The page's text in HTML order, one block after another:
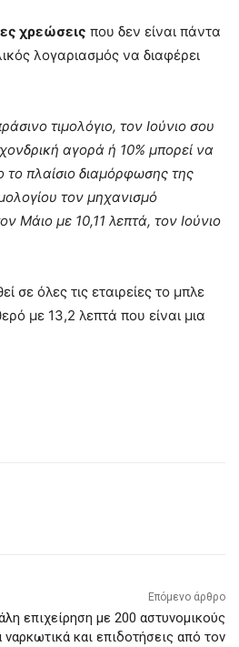
χρεώσεις που δεν είναι πάντα
λογαριασμός να διαφέρει
τιμολόγιο, τον Ιούνιο σου
αγορά ή 10% μπορεί να
το πλαίσιο διαμόρφωσης της
τον μηχανισμό
Μάιο με 10,11 λεπτά, τον Ιούνιο
σε όλες τις εταιρείες το μπλε
με 13,2 λεπτά που είναι μια
Επόμενο άρθρο
επιχείρηση με 200 αστυνομικούς
ναρκωτικά και επιδοτήσεις από τον